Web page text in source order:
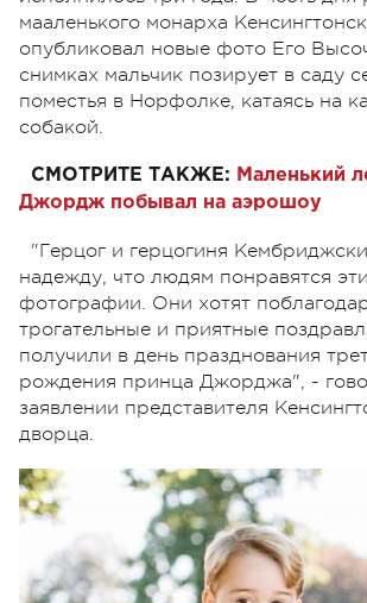
мааленького монарха
опубликовал новые фото Его
снимках мальчик позирует в саду
поместья в Норфолке, катаясь на
собакой.
СМОТРИТЕ ТАКЖЕ: Маленький
Джордж побывал на аэрошоу
"Герцог и герцогиня
надежду, что людям понравятся
фотографии. Они хотят
трогательные и приятные
получили в день празднования
рождения принца Джорджа", -
заявлении представителя
дворца.